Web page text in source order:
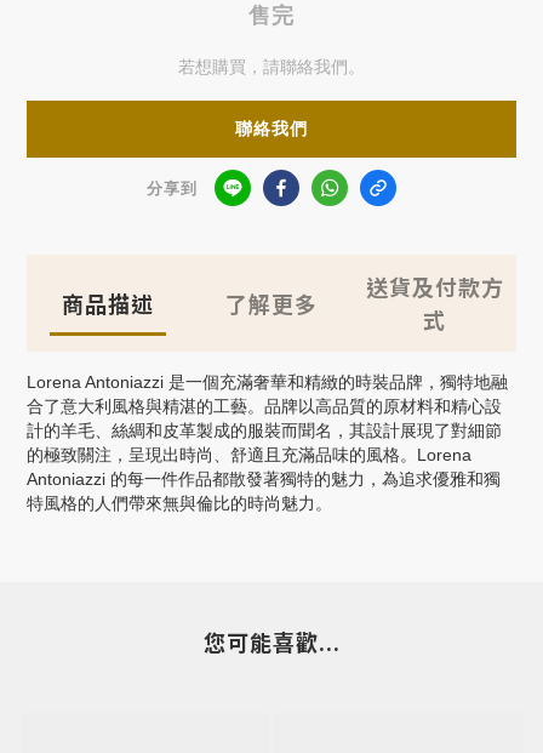
售完
若想購買，請聯絡我們。
聯絡我們
分享到
商品描述 了解更多
送貨及付款方
式
Lorena Antoniazzi 是一個充滿奢華和精緻的時裝品牌，獨特地融
合了意大利風格與精湛的工藝。品牌以高品質的原材料和精心設
計的羊毛、絲綢和皮革製成的服裝而聞名，其設計展現了對細節
的極致關注，呈現出時尚、舒適且充滿品味的風格。 Lorena
Antoniazzi 的每一件作品都散發著獨特的魅力，為追求優雅和獨
特風格的人們帶來無與倫比的時尚魅力。
您可能喜歡...